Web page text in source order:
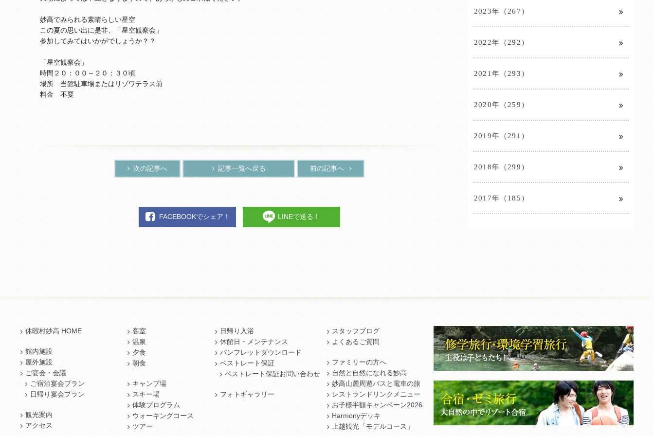
妙高でみられる素晴らしい星空
この夏の思い出に是非、「星空観察会」
参加してみてはいかがでしょうか？？
「星空観察会」
時間２０：００～２０：３０頃
場所 当館駐車場またはリゾワテラス前
料金 不要
次の記事へ 記事一覧へ戻る 前の記事へ
FACEBOOKでシェア！ LINEで送る！
2023年（267）
2022年（292）
2021年（293）
2020年（259）
2019年（291）
2018年（299）
2017年（185）
休暇村妙高 HOME
館内施設
屋外施設
ご宴会・会議
ご宿泊宴会プラン
日帰り宴会プラン
観光案内
アクセス
客室
温泉
夕食
朝食
キャンプ場
スキー場
体験プログラム
ウォーキングコース
ツアー
日帰り入浴
休館日・メンテナンス
パンフレットダウンロード
ベストレート保証
ベストレート保証お問い合わせ
フォトギャラリー
スタッフブログ
よくあるご質問
ファミリーの方へ
自然と自然になれる妙高
妙高山麓周遊バスと電車の旅
レストランドリンクメニュー
お子様半額キャンペーン2026
Harmonyデッキ
上越観光「モデルコース」